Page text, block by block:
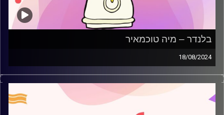
בלנדר – מיה טוכמאיר
18/08/2024
מוזיקה רגועה לפתוח איתה את הבוקר בהגשת מיה טוכמאיר
קרדיט תמונות:
AudioVersity